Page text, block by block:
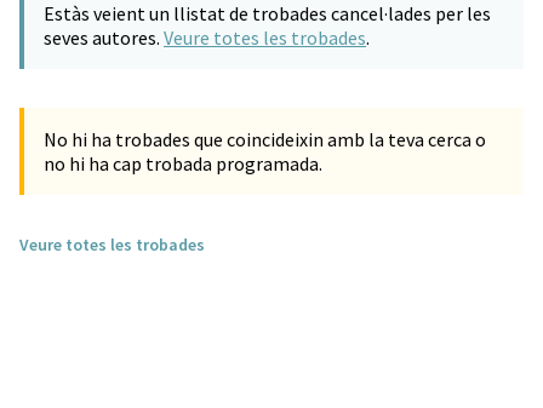
Estàs veient un llistat de trobades cancel·lades per les
seves autores. Veure totes les trobades.
No hi ha trobades que coincideixin amb la teva cerca o
no hi ha cap trobada programada.
Veure totes les trobades